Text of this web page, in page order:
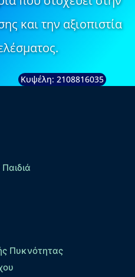
και την αξιοπιστία
Κυψέλη: 2108816035
Πυκνότητας